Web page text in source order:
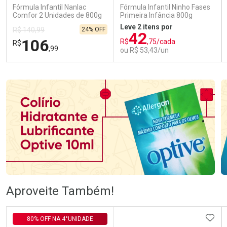
Fórmula Infantil Nanlac
Comfor 2 Unidades de 800g
R$ 140,99
R$106,99
24% OFF
Comprar sem Desconto
Por R$ 106,99/cada
Comprar sem Desconto
Por R$ 106,99/cada
Fórmula Infantil Ninho Fases
Primeira Infância 800g
Leve 2 itens por
R$42,75/cada
ou R$ 53,43/un
Laboratório
Comprar sem Desconto
Por Menos
Comprar sem Desconto
Aproveite Também!
80% OFF NA 4°UNIDADE